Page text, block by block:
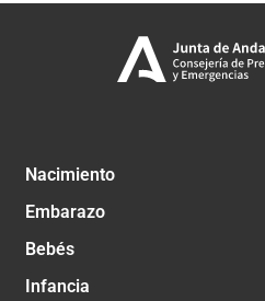
Nacimiento
Embarazo
Bebés
Infancia